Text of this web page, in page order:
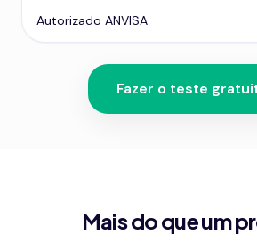
Autorizado ANVISA
Fazer o teste
Mais do que um